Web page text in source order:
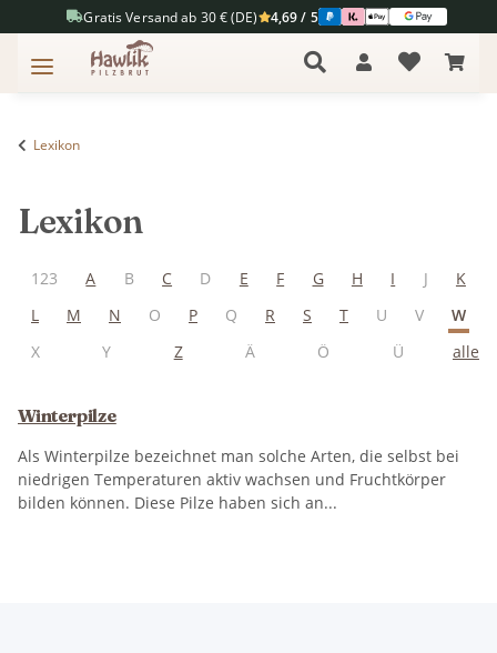
Gratis Versand ab 30 € (DE) 4,69 / 5
Lexikon
Lexikon
123 A B C D E F G H I J
K
L
M N O P Q R S T U V
W
X
Y Z Ä Ö Ü alle
Winterpilze
Als Winterpilze bezeichnet man solche Arten, die selbst bei
niedrigen Temperaturen aktiv wachsen und Fruchtkörper
bilden können. Diese Pilze haben sich an...